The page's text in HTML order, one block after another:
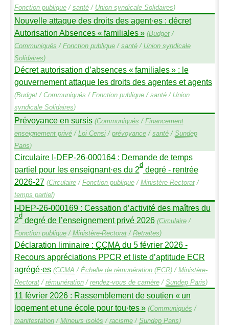
Fonction publique/ santé/ Union syndicale Solidaires)
Nouvelle attaque des droits des agent·es : décret
Autorisation Absences « familiales» (Budget/
Communiqués / Fonction publique/ santé/ Union syndicale
Solidaires)
Décret autorisation d’absences «familiales» : le
gouvernement attaque les droits des agentes et agents
(Budget/ Communiqués / Fonction publique/ santé/ Union
syndicale Solidaires)
Prévoyance en sursis (Communiqués / Financement
enseignement privé/ Loi Censi/ prévoyance/ santé/ Sundep
Paris)
Circulaire I-DEP-26-000164 : Demande de temps
partiel pour les enseignant·es du 2ddegré - rentrée
2026-27 (Circulaire/ Fonction publique/ Ministère-Rectorat/
temps partiel)
I-DEP-26-000169 : Cessation d’activité des maîtres du
2ddegré de l’enseignement privé 2026 (Circulaire/
Fonction publique/ Ministère-Rectorat/ Retraites)
Déclaration liminaire : CCMAdu 5 février 2026 -
Recours appréciations PPCR et liste d’aptitude ECR
agrégé·es (CCMA / Échelle de rémunération (ECR)/ Ministère-
Rectorat/ rémunération/ rendez-vous de carrière/ SundepParis)
11 février 2026 : Rassemblement de soutien « un
logement et une école pour tou·tes» (Communiqués /
manifestation/ Mineurs isolés / racisme/ SundepParis)